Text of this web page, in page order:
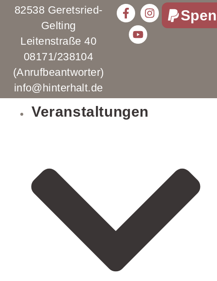
82538 Geretsried-
Gelting
Leitenstraße 40
08171/238104
(Anrufbeantworter)
info@hinterhalt.de
Veranstaltungen